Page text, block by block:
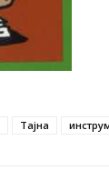
Тајна